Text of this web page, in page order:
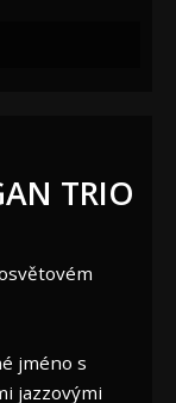
TRIO
jméno s
jazzovými